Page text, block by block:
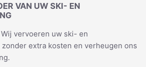
VAN UW SKI- EN
vervoeren uw ski- en
extra kosten en verheugen ons